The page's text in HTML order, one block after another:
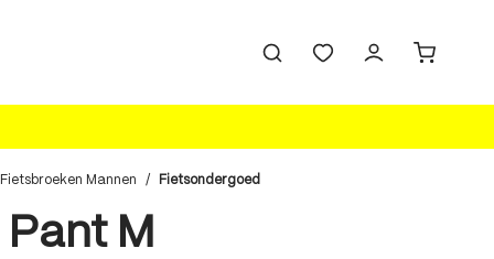
Fietsbroeken Mannen / Fietsondergoed
M